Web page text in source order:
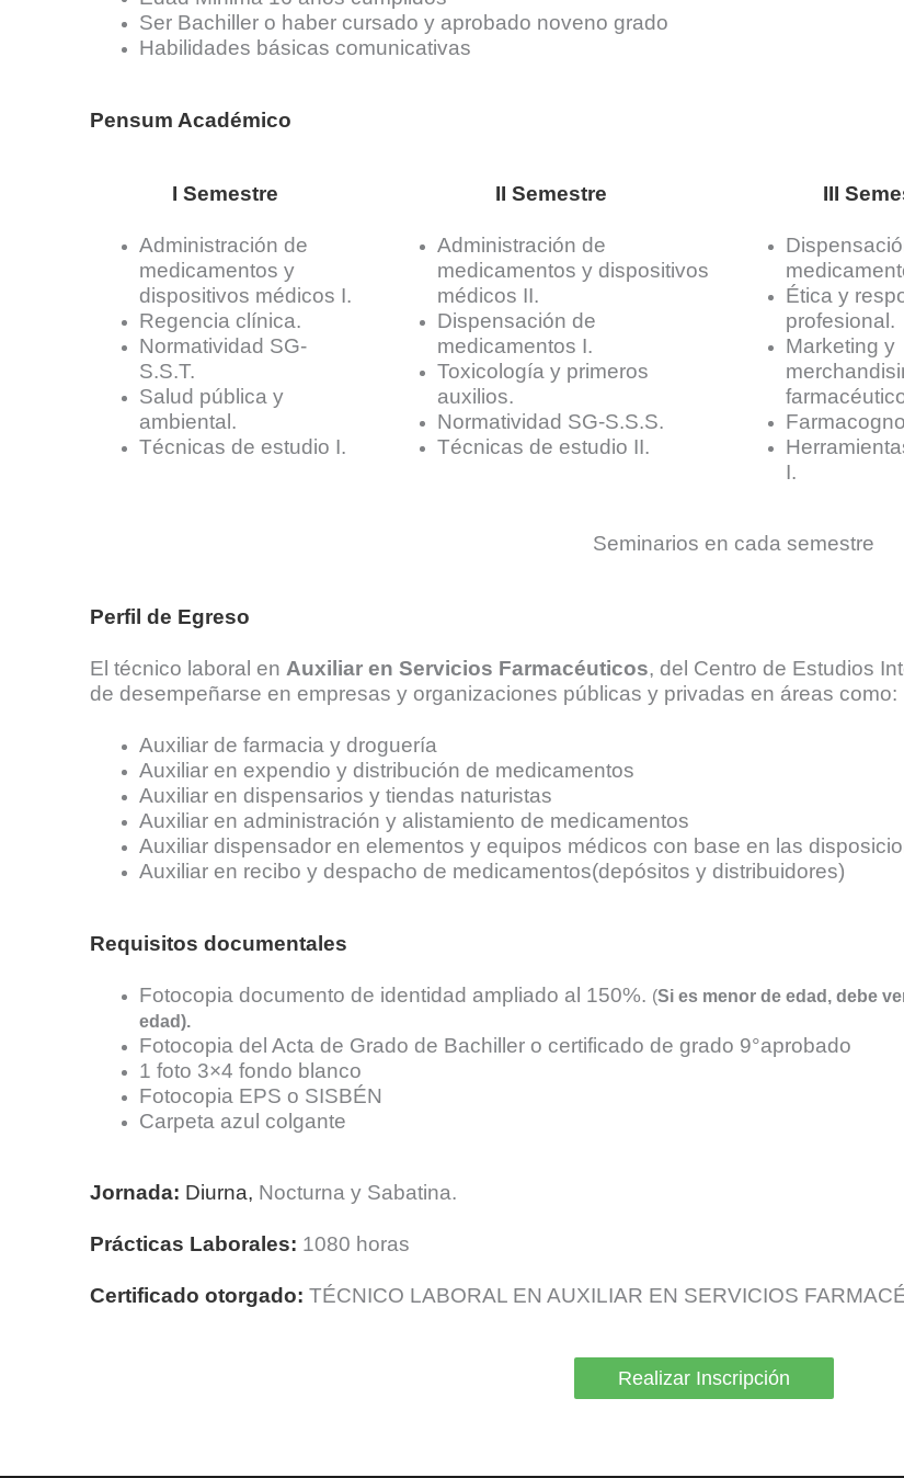
Ser Bachiller o haber cursado y aprobado noveno grado
Habilidades básicas comunicativas
Pensum Académico
I Semestre
Administración de
medicamentos y
dispositivos médicos I.
Regencia clínica.
Normatividad SG-
S.S.T.
Salud pública y
ambiental.
Técnicas de estudio I.
II Semestre
Administración de
medicamentos y dispositivos
médicos II.
Dispensación de
medicamentos I.
Toxicología y primeros
auxilios.
Normatividad SG-S.S.S.
Técnicas de estudio II.
III
Ética y
profesional.
Marketing y
I.
Seminarios en cada semestre
Perfil de Egreso
El técnico laboral en Auxiliar en Servicios Farmacéuticos, del Centro de Estudios
de desempeñarse en empresas y organizaciones públicas y privadas en áreas como:
Auxiliar de farmacia y droguería
Auxiliar en expendio y distribución de medicamentos
Auxiliar en dispensarios y tiendas naturistas
Auxiliar en administración y alistamiento de medicamentos
Auxiliar dispensador en elementos y equipos médicos con base en las
Auxiliar en recibo y despacho de medicamentos(depósitos y distribuidores)
Requisitos documentales
Fotocopia documento de identidad ampliado al 150%. (Si es menor de edad, debe
edad).
Fotocopia del Acta de Grado de Bachiller o certificado de grado 9°aprobado
1 foto 3×4 fondo blanco
Fotocopia EPS o SISBÉN
Carpeta azul colgante
Jornada: Diurna, Nocturna y Sabatina.
Prácticas Laborales: 1080 horas
Certificado otorgado: TÉCNICO LABORAL EN AUXILIAR EN SERVICIOS
Realizar Inscripción